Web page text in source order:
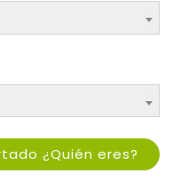
¿Quién eres?